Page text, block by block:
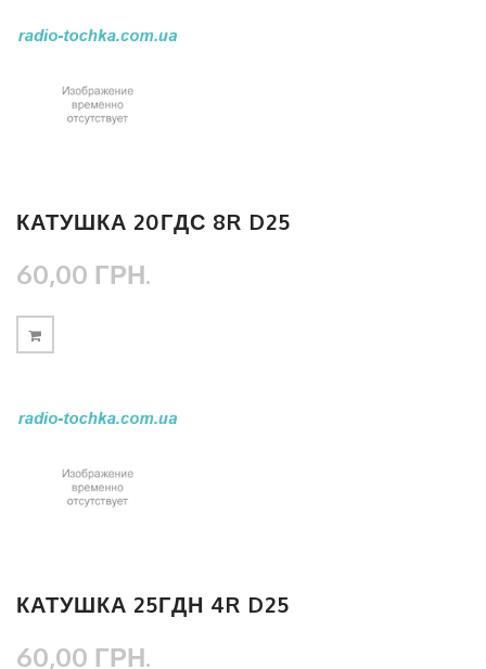
КАТУШКА 20ГДС 8R D25
60,00 ГРН.
КАТУШКА 25ГДН 4R D25
60,00 ГРН.